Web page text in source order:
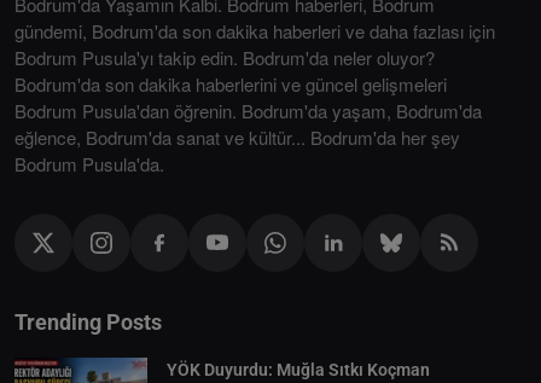
gündemi, Bodrum'da son dakika haberleri ve daha fazlası için
Bodrum Pusula'yı takip edin. Bodrum'da neler oluyor?
Bodrum'da son dakika haberlerini ve güncel gelişmeleri
Bodrum Pusula'dan öğrenin. Bodrum'da yaşam, Bodrum'da
eğlence, Bodrum'da sanat ve kültür... Bodrum'da her şey
Bodrum Pusula'da.
Trending Posts
YÖK Duyurdu: Muğla Sıtkı Koçman